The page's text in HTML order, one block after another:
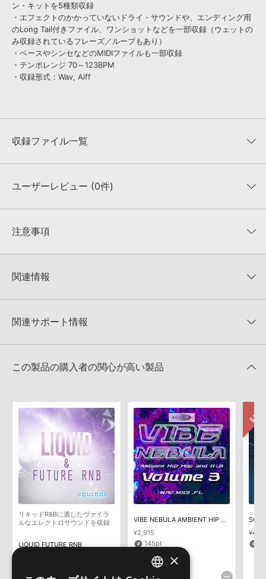
ン・キットを5種類収録
・エフェクトのかかっていないドライ・サウンドや、エンディング用
のLong Tail付きファイル、ワンショットなどを一部収録（ウェットの
み収録されているフレーズ／ループもあり）
・ベースやシンセなどのMIDIファイルも一部収録
・テンポレンジ 70～123BPM
・収録形式：Wav, Aiff
収録ファイル一覧
収録ファイル一覧
ユーザーレビュー (0件)
★★★★★
★5
★4
★1
0%
注意事項
KONTAKTフォーマットは、
でお使いいただけます。無償版のKONTAKT PLAYERではお使いい
4GBを超えるデータに関するご注意：
FAT32でフォーマットされた
きます際には、NTFSやHFS＋でフォーマットされたHDDをご用意
いただく必要がございます。
知らせするメールの2通が送信されます。メールに記載されており
ます説明に沿って、製品のダウンロード／導入を行って下さい。
サンプルパック製品には、原則として日本語版操作マニュアルをご
用意しておりません。ご購入後のご不明点や詳細に関するお問い合
わせなどはテクニカルサポート
までご連絡ください。
デモソングは、製品収録サウンドを使ってできることを紹介するた
めのデモンストレーション用の楽曲です。原則として、デモソング
そのものをお使いいただくことはできません。また、デモソングを
構成する全てのサウンドが、サンプルパックに含まれていることを
保証するものではありません。
ダウンロード製品という性質上、一切の返品・返金はお受け付け致
しかねます。
関連情報
50%OFF！サマーセール！
関連サポート情報
2022.06.06
おります。ご覧頂くには、該当する製品をご購入頂く必要がございます。
RNB CHILLOUT SESSIONS VOL 5のサポート情報
この製品の購入者の関心が高い製品
リキッドR&Bに適したヴァイラ
ルなエレクトロサウンドを収録
LIQUID FUTURE RNB
VIBE NEBULA AMBIENT HIP HOP RB VOL 3
¥2,915
145pt
×